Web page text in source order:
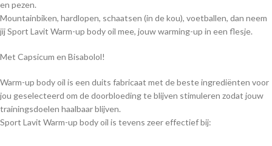
en pezen.
Mountainbiken, hardlopen, schaatsen (in de kou), voetballen, dan neem
jij Sport Lavit Warm-up body oil mee, jouw warming-up in een flesje.
Met Capsicum en Bisabolol!
Warm-up body oil is een duits fabricaat met de beste ingrediënten voor
jou geselecteerd om de doorbloeding te blijven stimuleren zodat jouw
trainingsdoelen haalbaar blijven.
Sport Lavit Warm-up body oil is tevens zeer effectief bij: